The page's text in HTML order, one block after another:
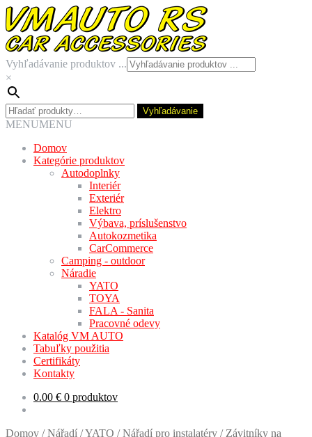
Preskočiť
na
navigáciu
Preskočiť
na
obsah
Vyhľadávanie produktov ...
×
Hľadať: Vyhľadávanie
MENUMENU
Domov
Kategórie produktov
Autodoplnky
Interiér
Exteriér
Elektro
Výbava, príslušenstvo
Autokozmetika
CarCommerce
Camping - outdoor
Náradie
YATO
TOYA
FALA - Sanita
Pracovné odevy
Katalóg VM AUTO
Tabuľky použitia
Certifikáty
Kontakty
0.00 € 0 produktov
Domov /Nářadí /YATO /Nářadí pro instalatéry / Závitníky na